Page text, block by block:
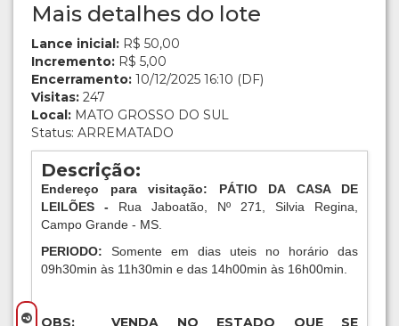
Mais detalhes do lote
Lance inicial: R$ 50,00
Incremento: R$ 5,00
Encerramento: 10/12/2025 16:10 (DF)
Visitas: 247
Local: MATO GROSSO DO SUL
Status: ARREMATADO
Descrição:
Endereço para visitação: PÁTIO DA CASA DE
LEILÕES - Rua Jaboatão, Nº 271, Silvia Regina,
Campo Grande - MS.
PERIODO: Somente em dias uteis no horário das
09h30min às 11h30min e das 14h00min às 16h00min.
OBS: VENDA NO ESTADO QUE SE